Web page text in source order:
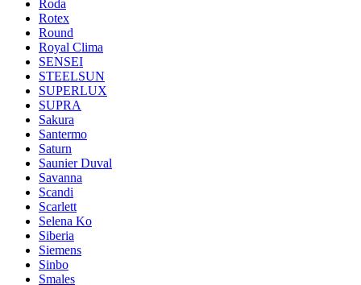
Roda
Rotex
Round
Royal Clima
SENSEI
STEELSUN
SUPERLUX
SUPRA
Sakura
Santermo
Saturn
Saunier Duval
Savanna
Scandi
Scarlett
Selena Ko
Siberia
Siemens
Sinbo
Smales